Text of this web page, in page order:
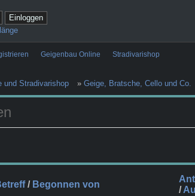
Geigenbau Online Stradivarishop
und Stradivarishop » Geige, Bratsche, Cello und Co.
/ Begonnen von
/